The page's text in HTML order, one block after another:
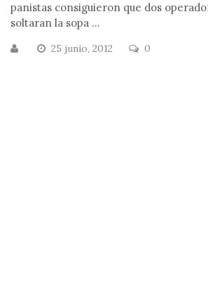
panistas consiguieron que dos
soltaran la sopa ...
25 junio, 2012 0